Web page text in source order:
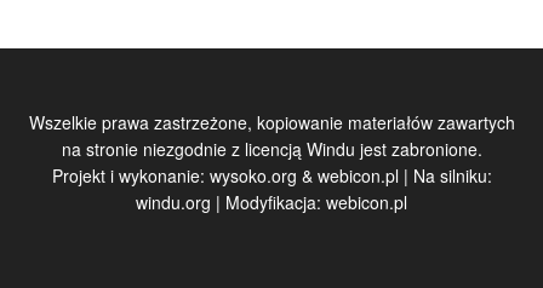
Wszelkie prawa zastrzeżone, kopiowanie materiałów zawartych
na stronie niezgodnie z licencją Windu jest zabronione.
Projekt i wykonanie: wysoko.org & webicon.pl | Na silniku:
windu.org | Modyfikacja: webicon.pl